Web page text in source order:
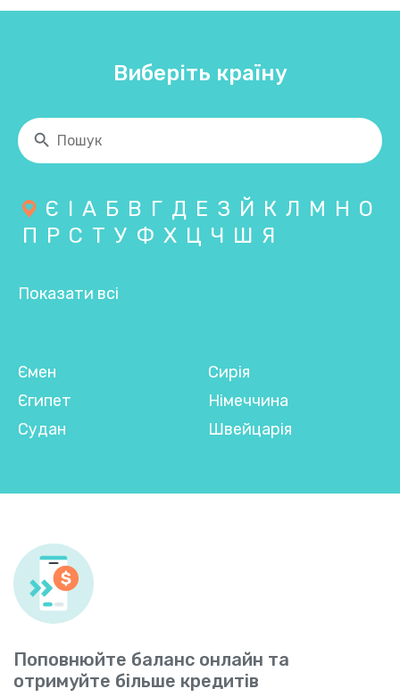
Виберіть країну
Є І А Б В Г Д Е З Й К Л М Н О
П Р С Т У Ф Х Ц Ч Ш Я
Показати всі
Ємен
Єгипет
Судан
Сирія
Німеччина
Швейцарія
Поповнюйте баланс онлайн та
отримуйте більше кредитів